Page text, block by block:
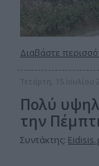
Διαβάστε
Τετάρτη, 15 Ιουλίου
Πολύ
την
Συντάκτης: